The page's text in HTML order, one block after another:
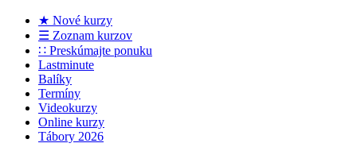
★ Nové kurzy
☰ Zoznam kurzov
∷ Preskúmajte ponuku
Lastminute
Balíky
Termíny
Videokurzy
Online kurzy
Tábory 2026